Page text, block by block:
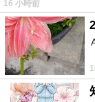
16 小時前